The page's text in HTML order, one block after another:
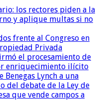
los rectores piden a la
y aplique multas si no
frente al Congreso en
Privada
el procesamiento de
enriquecimiento ilícito
Benegas Lynch a una
del debate de la Ley de
que vende campos a